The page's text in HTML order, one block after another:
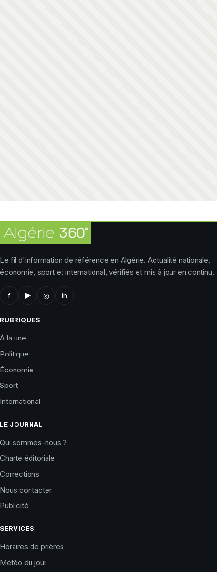
Le fil d'information de référence en Algérie. Actualité nationale,
économie, sport et international, vérifiés et mis à jour en continu.
f ▶ ◎ in
RUBRIQUES
À la une
Politique
Économie
Sport
International
LE JOURNAL
Qui sommes-nous ?
Charte éditoriale
Corrections
Nous contacter
Publicité
SERVICES
Horaires de prières
Météo du jour